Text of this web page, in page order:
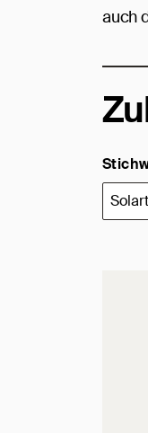
auch